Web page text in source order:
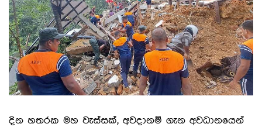
දින හතරක මහ වැස්සක්, අවදානම් ගැන අවධානයෙන්